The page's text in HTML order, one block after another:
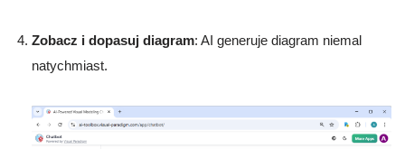
Zobacz i dopasuj diagram: AI generuje diagram niemal
natychmiast.